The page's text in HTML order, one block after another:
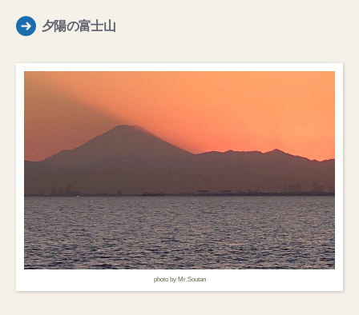
夕陽の富士山
photo by Mr.Soutan